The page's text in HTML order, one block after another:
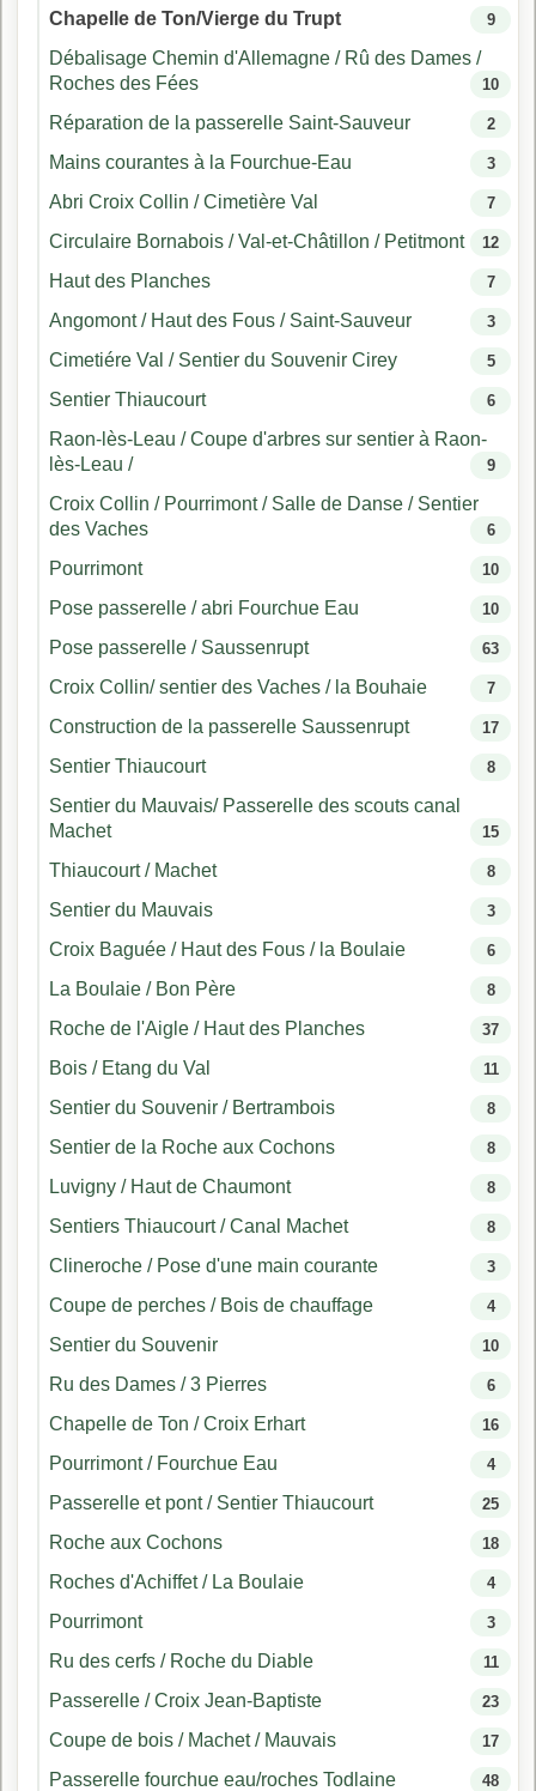
Chapelle de Ton/Vierge du Trupt 9
Débalisage Chemin d'Allemagne / Rû des Dames /
Roches des Fées
10
Réparation de la passerelle Saint-Sauveur 2
Mains courantes à la Fourchue-Eau 3
Abri Croix Collin / Cimetière Val 7
Circulaire Bornabois / Val-et-Châtillon / Petitmont 12
Haut des Planches 7
Angomont / Haut des Fous / Saint-Sauveur 3
Cimetiére Val / Sentier du Souvenir Cirey 5
Sentier Thiaucourt 6
Raon-lès-Leau / Coupe d'arbres sur sentier à Raon-
lès-Leau /
9
Croix Collin / Pourrimont / Salle de Danse / Sentier
des Vaches
6
Pourrimont 10
Pose passerelle / abri Fourchue Eau 10
Pose passerelle / Saussenrupt 63
Croix Collin/ sentier des Vaches / la Bouhaie 7
Construction de la passerelle Saussenrupt 17
Sentier Thiaucourt 8
Sentier du Mauvais/ Passerelle des scouts canal
Machet
15
Thiaucourt / Machet 8
Sentier du Mauvais 3
Croix Baguée / Haut des Fous / la Boulaie 6
La Boulaie / Bon Père 8
Roche de l'Aigle / Haut des Planches 37
Bois / Etang du Val 11
Sentier du Souvenir / Bertrambois 8
Sentier de la Roche aux Cochons 8
Luvigny / Haut de Chaumont 8
Sentiers Thiaucourt / Canal Machet 8
Clineroche / Pose d'une main courante 3
Coupe de perches / Bois de chauffage 4
Sentier du Souvenir 10
Ru des Dames / 3 Pierres 6
Chapelle de Ton / Croix Erhart 16
Pourrimont / Fourchue Eau 4
Passerelle et pont / Sentier Thiaucourt 25
Roche aux Cochons 18
Roches d'Achiffet / La Boulaie 4
Pourrimont 3
Ru des cerfs / Roche du Diable 11
Passerelle / Croix Jean-Baptiste 23
Coupe de bois / Machet / Mauvais 17
Passerelle fourchue eau/roches Todlaine 48